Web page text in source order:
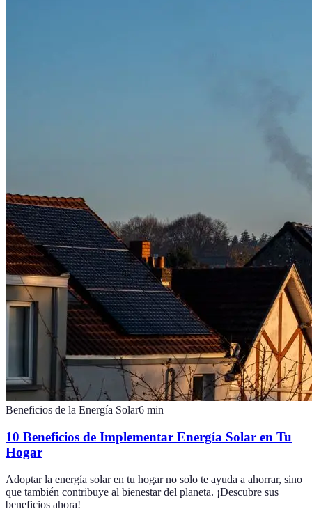
Beneficios de la Energía Solar6 min
10 Beneficios de Implementar Energía Solar en Tu
Hogar
Adoptar la energía solar en tu hogar no solo te ayuda a ahorrar, sino
que también contribuye al bienestar del planeta. ¡Descubre sus
beneficios ahora!